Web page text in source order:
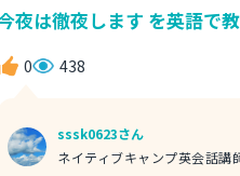
夜は徹夜します を英語で
0 438
sssk0623さん
ネイティブキャンプ英会話講